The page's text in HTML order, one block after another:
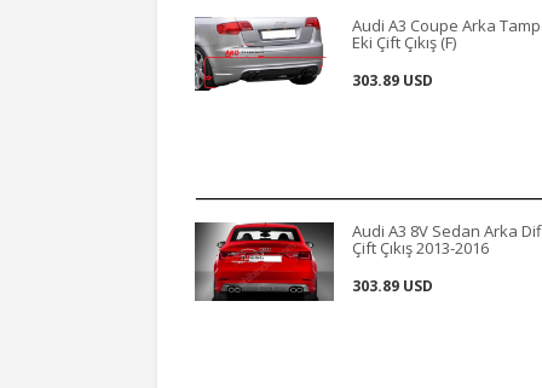
Audi A3 Coupe Arka
Eki Çift Çıkış (F)
303.89 USD
Audi A3 8V Sedan Arka
Çift Çıkış 2013-2016
303.89 USD